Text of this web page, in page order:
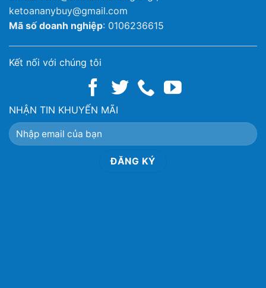
ketoananybuy@gmail.com
Mã số doanh nghiệp: 0106236615
Kết nối với chúng tôi
NHẬN TIN KHUYẾN MÃI